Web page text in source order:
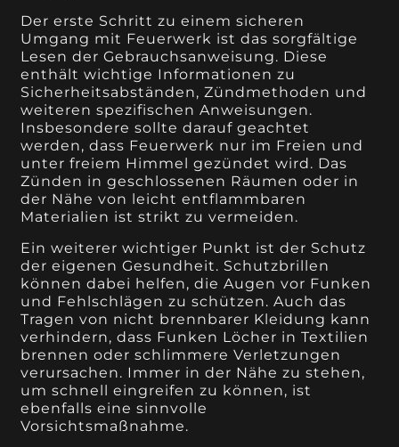
Der erste Schritt zu einem sicheren
Umgang mit Feuerwerk ist das sorgfältige
Lesen der Gebrauchsanweisung. Diese
enthält wichtige Informationen zu
Sicherheitsabständen, Zündmethoden und
weiteren spezifischen Anweisungen.
Insbesondere sollte darauf geachtet
werden, dass Feuerwerk nur im Freien und
unter freiem Himmel gezündet wird. Das
Zünden in geschlossenen Räumen oder in
der Nähe von leicht entflammbaren
Materialien ist strikt zu vermeiden.
Ein weiterer wichtiger Punkt ist der Schutz
der eigenen Gesundheit. Schutzbrillen
können dabei helfen, die Augen vor Funken
und Fehlschlägen zu schützen. Auch das
Tragen von nicht brennbarer Kleidung kann
verhindern, dass Funken Löcher in Textilien
brennen oder schlimmere Verletzungen
verursachen. Immer in der Nähe zu stehen,
um schnell eingreifen zu können, ist
ebenfalls eine sinnvolle
Vorsichtsmaßnahme.